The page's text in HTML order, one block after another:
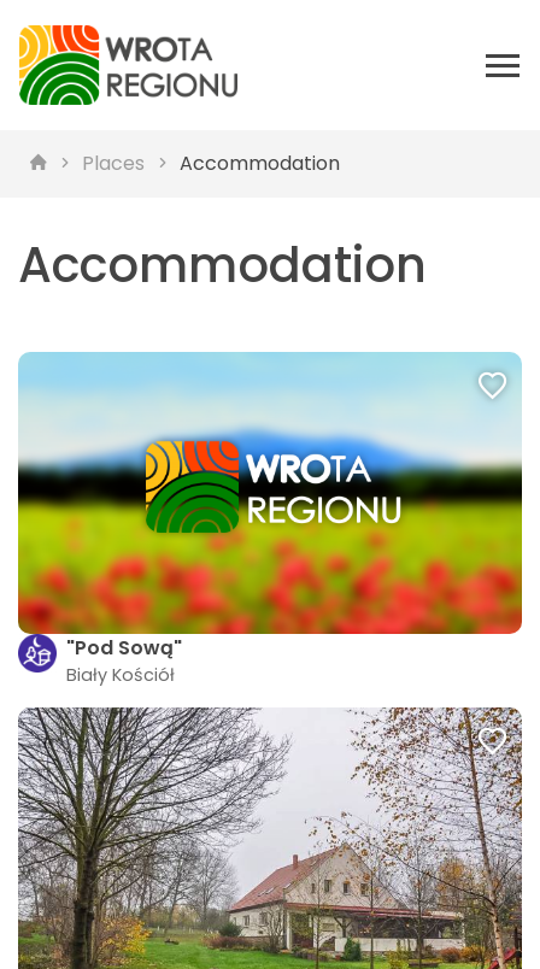
Places Accommodation
Accommodation
"Pod Sową"
Biały Kościół